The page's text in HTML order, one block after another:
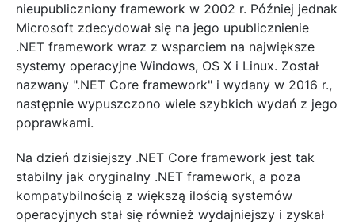
nieupubliczniony framework w 2002 r. Później jednak
Microsoft zdecydował się na jego upublicznienie
.NET framework wraz z wsparciem na największe
systemy operacyjne Windows, OS X i Linux. Został
nazwany ".NET Core framework" i wydany w 2016 r.,
następnie wypuszczono wiele szybkich wydań z jego
poprawkami.
Na dzień dzisiejszy .NET Core framework jest tak
stabilny jak oryginalny .NET framework, a poza
kompatybilnością z większą ilością systemów
operacyjnych stał się również wydajniejszy i zyskał